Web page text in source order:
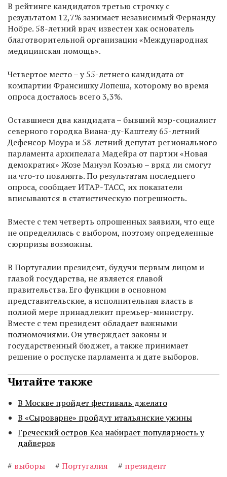
В рейтинге кандидатов третью строчку с
результатом 12,7% занимает независимый Фернанду
Нобре. 58-летний врач известен как основатель
благотворительной организации «Международная
медицинская помощь».
Четвертое место – у 55-летнего кандидата от
компартии Франсишку Лопеша, которому во время
опроса досталось всего 3,3%.
Оставшиеся два кандидата – бывший мэр-социалист
северного городка Виана-ду-Каштелу 65-летний
Дефенсор Моура и 58-летний депутат регионального
парламента архипелага Мадейра от партии «Новая
демократия» Жозе Мануэл Коэлью – вряд ли смогут
на что-то повлиять. По результатам последнего
опроса, сообщает ИТАР-ТАСС, их показатели
вписываются в статистическую погрешность.
Вместе с тем четверть опрошенных заявили, что еще
не определилась с выбором, поэтому определенные
сюрпризы возможны.
В Португалии президент, будучи первым лицом и
главой государства, не является главой
правительства. Его функции в основном
представительские, а исполнительная власть в
полной мере принадлежит премьер-министру.
Вместе с тем президент обладает важными
полномочиями. Он утверждает законы и
государственный бюджет, а также принимает
решение о роспуске парламента и дате выборов.
Читайте также
В Москве пройдет фестиваль джелато
В «Сыроварне» пройдут итальянские ужины
Греческий остров Кеа набирает популярность у
дайверов
# выборы # Португалия # президент